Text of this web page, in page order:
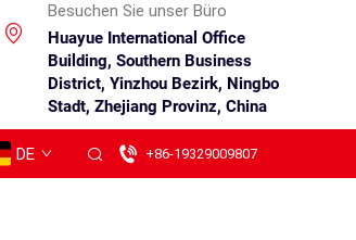
Besuchen Sie unser Büro
Huayue International Office
Building, Southern Business
District, Yinzhou Bezirk, Ningbo
Stadt, Zhejiang Provinz, China
DE +86-19329009807